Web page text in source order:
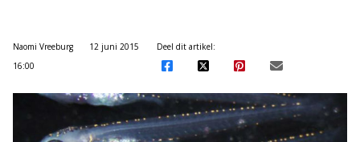
Naomi Vreeburg
12 juni 2015
16:00
Deel dit artikel: